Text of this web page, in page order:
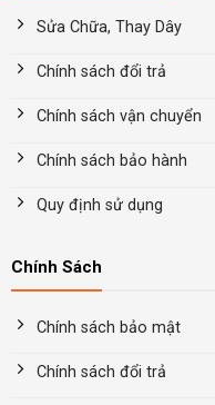
Sửa Chữa, Thay Dây
Chính sách đổi trả
Chính sách vận chuyển
Chính sách bảo hành
Quy định sử dụng
Chính Sách
Chính sách bảo mật
Chính sách đổi trả